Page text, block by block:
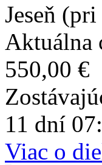
Jeseň
Aktuálna
550,00 €
11 dní
Viac o